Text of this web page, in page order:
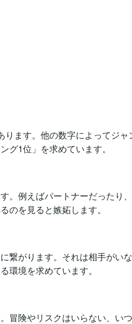
ます。他の数字によってジャ
グ1位」を求めています。
。例えばパートナーだったり
のを見ると嫉妬します。
繋がります。それは相手がい
環境を求めています。
冒険やリスクはいらない、い